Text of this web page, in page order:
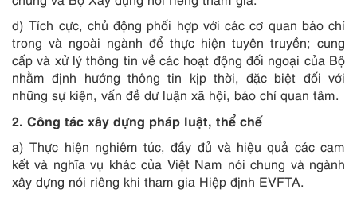
d) Tích cực, chủ động phối hợp với các cơ quan báo chí
trong và ngoài ngành để thực hiện tuyên truyền; cung
cấp và xử lý thông tin về các hoạt động đối ngoại của Bộ
nhằm định hướng thông tin kịp thời, đặc biệt đối với
những sự kiện, vấn đề dư luận xã hội, báo chí quan tâm.
2. Công tác xây dựng pháp luật, thể chế
a) Thực hiện nghiêm túc, đầy đủ và hiệu quả các cam
kết và nghĩa vụ khác của Việt Nam nói chung và ngành
xây dựng nói riêng khi tham gia Hiệp định EVFTA.